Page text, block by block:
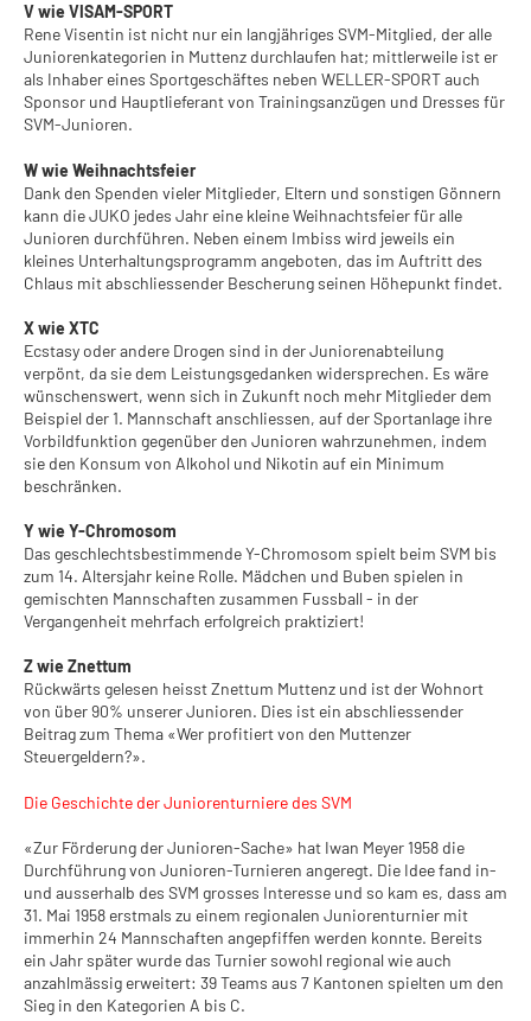
V wie VISAM-SPORT
Rene Visentin ist nicht nur ein langjähriges SVM-Mitglied, der alle
Juniorenkategorien in Muttenz durchlaufen hat; mittlerweile ist er
als Inhaber eines Sportgeschäftes neben WELLER-SPORT auch
Sponsor und Hauptlieferant von Trainingsanzügen und Dresses für
SVM-Junioren.
W wie Weihnachtsfeier
Dank den Spenden vieler Mitglieder, Eltern und sonstigen Gönnern
kann die JUKO jedes Jahr eine kleine Weihnachtsfeier für alle
Junioren durchführen. Neben einem Imbiss wird jeweils ein
kleines Unterhaltungsprogramm angeboten, das im Auftritt des
Chlaus mit abschliessender Bescherung seinen Höhepunkt findet.
X wie XTC
Ecstasy oder andere Drogen sind in der Juniorenabteilung
verpönt, da sie dem Leistungsgedanken widersprechen. Es wäre
wünschenswert, wenn sich in Zukunft noch mehr Mitglieder dem
Beispiel der 1. Mannschaft anschliessen, auf der Sportanlage ihre
Vorbildfunktion gegenüber den Junioren wahrzunehmen, indem
sie den Konsum von Alkohol und Nikotin auf ein Minimum
beschränken.
Y wie Y-Chromosom
Das geschlechtsbestimmende Y-Chromosom spielt beim SVM bis
zum 14. Altersjahr keine Rolle. Mädchen und Buben spielen in
gemischten Mannschaften zusammen Fussball - in der
Vergangenheit mehrfach erfolgreich praktiziert!
Z wie Znettum
Rückwärts gelesen heisst Znettum Muttenz und ist der Wohnort
von über 90% unserer Junioren. Dies ist ein abschliessender
Beitrag zum Thema «Wer profitiert von den Muttenzer
Steuergeldern?».
Die Geschichte der Juniorenturniere des SVM
«Zur Förderung der Junioren-Sache» hat Iwan Meyer 1958 die
Durchführung von Junioren-Turnieren angeregt. Die Idee fand in-
und ausserhalb des SVM grosses Interesse und so kam es, dass am
31. Mai 1958 erstmals zu einem regionalen Juniorenturnier mit
immerhin 24 Mannschaften angepfiffen werden konnte. Bereits
ein Jahr später wurde das Turnier sowohl regional wie auch
anzahlmässig erweitert: 39 Teams aus 7 Kantonen spielten um den
Sieg in den Kategorien A bis C.